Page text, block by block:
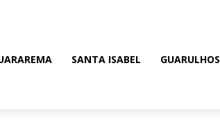
SANTA ISABEL GUARULHOS